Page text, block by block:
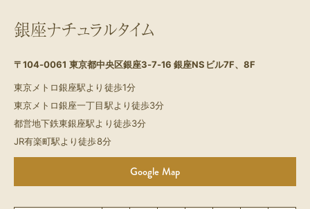
銀座ナチュラルタイム
〒104-0061 東京都中央区銀座3-7-16 銀座NSビル7F、8F
東京メトロ銀座駅より徒歩1分
東京メトロ銀座一丁目駅より徒歩3分
都営地下鉄東銀座駅より徒歩3分
JR有楽町駅より徒歩8分
Google Map